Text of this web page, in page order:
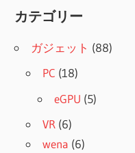
カテゴリー
ガジェット (88)
PC (18)
eGPU (5)
VR (6)
wena (6)